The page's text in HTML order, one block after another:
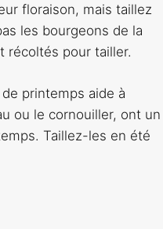
floraison, mais taillez
les bourgeons de la
récoltés pour tailler.
printemps aide à
ou le cornouiller, ont un
Taillez-les en été